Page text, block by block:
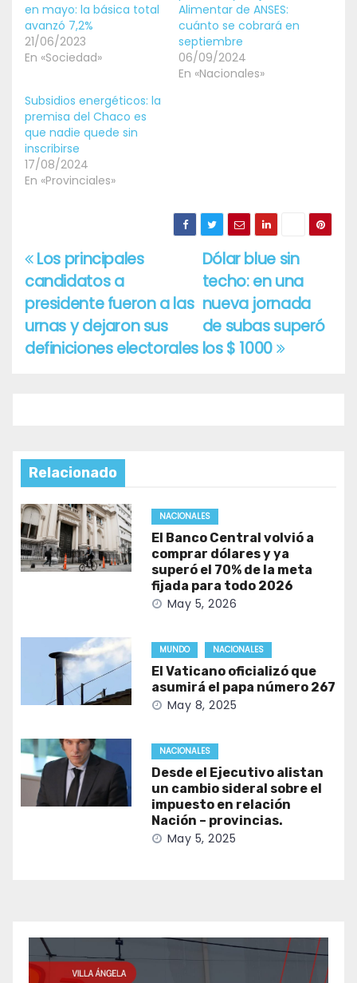
en mayo: la básica total
avanzó 7,2%
21/06/2023
En «Sociedad»
Alimentar de ANSES:
cuánto se cobrará en
septiembre
06/09/2024
En «Nacionales»
Subsidios energéticos: la
premisa del Chaco es
que nadie quede sin
inscribirse
17/08/2024
En «Provinciales»
Navegación
de
entradas
Dólar blue sin
techo: en una
nueva jornada
de subas superó
los $ 1000
Los principales
candidatos a
presidente fueron a las
urnas y dejaron sus
definiciones electorales
Relacionado
NACIONALES
El Banco Central volvió a
comprar dólares y ya
superó el 70% de la meta
fijada para todo 2026
May 5, 2026
MUNDO NACIONALES
El Vaticano oficializó que
asumirá el papa número 267
May 8, 2025
NACIONALES
Desde el Ejecutivo alistan
un cambio sideral sobre el
impuesto en relación
Nación – provincias.
May 5, 2025